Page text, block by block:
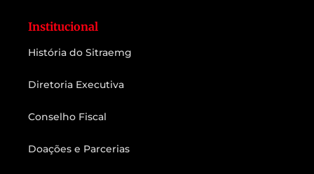
Institucional
História do Sitraemg
Diretoria Executiva
Conselho Fiscal
Doações e Parcerias